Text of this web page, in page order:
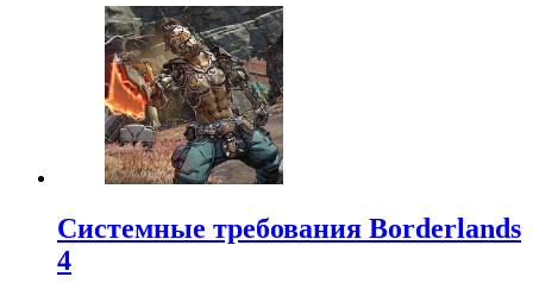
Системные требования Borderlands
4